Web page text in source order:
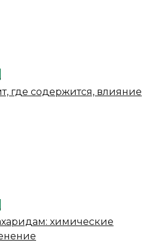
где содержится, влияние
химические